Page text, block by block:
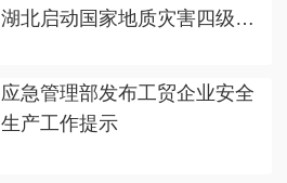
湖北启动国家地质灾害四级应
应急管理部发布工贸企业安全
生产工作提示